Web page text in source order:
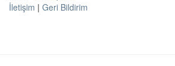
İletişim | Geri Bildirim